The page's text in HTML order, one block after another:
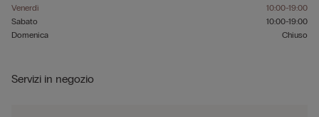
Venerdì
10:00-19:00
Sabato
10:00-19:00
Domenica
Chiuso
Servizi in negozio